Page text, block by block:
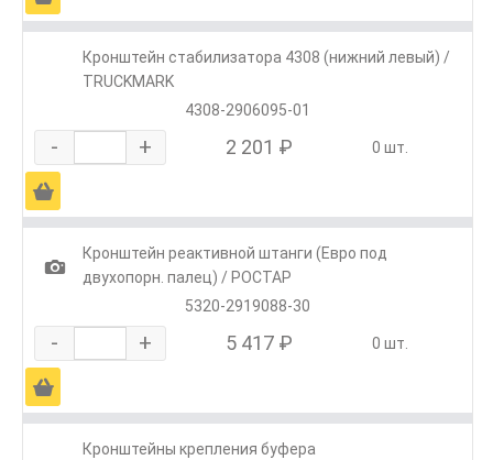
Кронштейн стабилизатора 4308 (нижний левый) /
TRUCKMARK
4308-2906095-01
- + 2 201 ₽ 0 шт.
Ä
1
Кронштейн реактивной штанги (Евро под
двухопорн. палец) / РОСТАР
5320-2919088-30
- + 5 417 ₽ 0 шт.
Ä
Кронштейны крепления буфера